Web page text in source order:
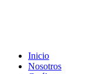
Inicio
Nosotros